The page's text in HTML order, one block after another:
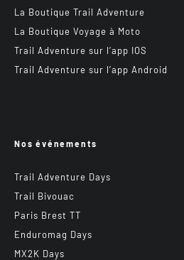
La Boutique Trail Adventure
La Boutique Voyage à Moto
Trail Adventure sur l’app IOS
Trail Adventure sur l’app Android
Nos événements
Trail Adventure Days
Trail Bivouac
Paris Brest TT
Enduromag Days
MX2K Days